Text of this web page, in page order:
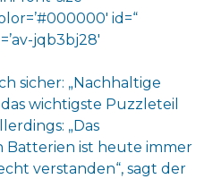
id=“
jqb3bj28′
sicher: „Nachhaltige
wichtigste Puzzleteil
„Das
Batterien ist heute immer
verstanden“, sagt der